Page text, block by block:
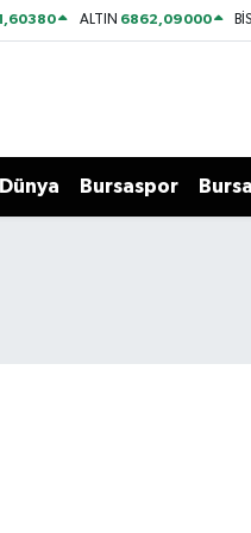
ALTIN 6862,09000
Dünya Bursaspor